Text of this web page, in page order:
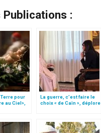
Publications :
pour
au Ciel»,
La guerre, c’est faire le
choix « de Caïn », déplore